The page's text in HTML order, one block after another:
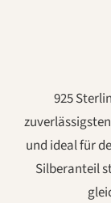
925
und ideal für
Silberanteil